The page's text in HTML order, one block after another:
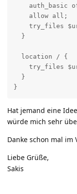
auth_basic
    allow all;
try_files
  }
  location / {
try_files
  }
}
Hat jemand eine
würde mich sehr
Danke schon mal im
Liebe Grüße,
Sakis